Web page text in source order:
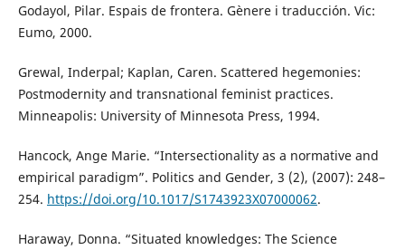
Godayol, Pilar. Espais de frontera. Gènere i traducción. Vic:
Eumo, 2000.
Grewal, Inderpal; Kaplan, Caren. Scattered hegemonies:
Postmodernity and transnational feminist practices.
Minneapolis: University of Minnesota Press, 1994.
Hancock, Ange Marie. “Intersectionality as a normative and
empirical paradigm”. Politics and Gender, 3 (2), (2007): 248–
254. https://doi.org/10.1017/S1743923X07000062.
Haraway, Donna. “Situated knowledges: The Science